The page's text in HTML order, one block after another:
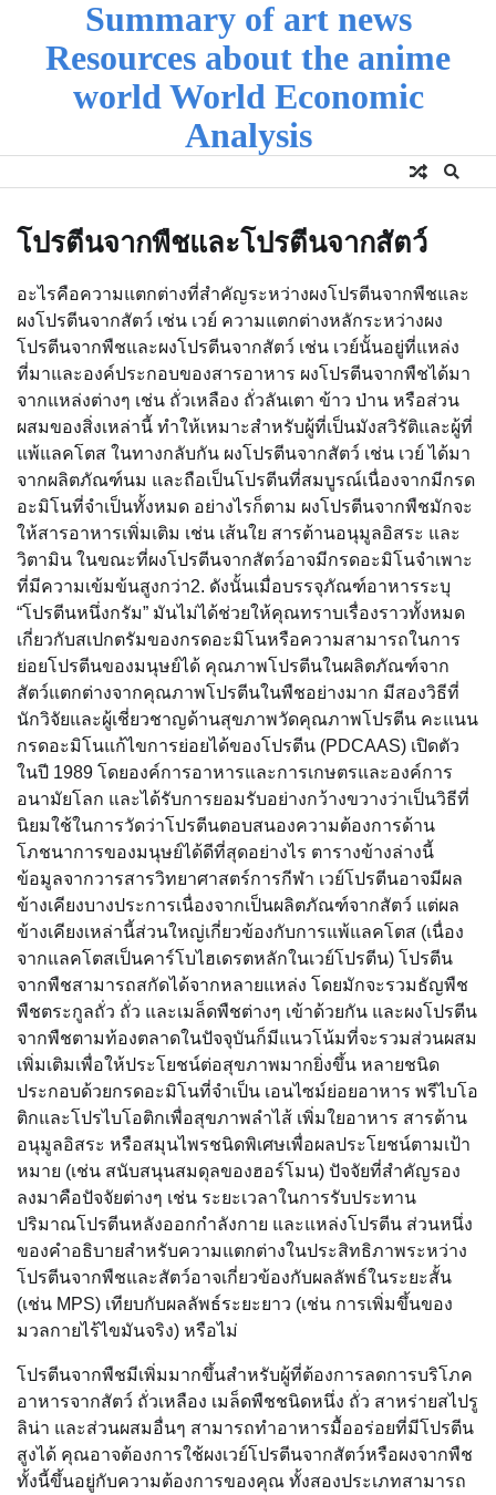
content
Summary of art news
Resources about the anime
world World Economic
Analysis
โปรตีนจากพืชและโปรตีนจากสัตว์
อะไรคือความแตกต่างที่สำคัญระหว่างผงโปรตีนจากพืชและ
ผงโปรตีนจากสัตว์ เช่น เวย์ ความแตกต่างหลักระหว่างผง
โปรตีนจากพืชและผงโปรตีนจากสัตว์ เช่น เวย์นั้นอยู่ที่แหล่ง
ที่มาและองค์ประกอบของสารอาหาร ผงโปรตีนจากพืชได้มา
จากแหล่งต่างๆ เช่น ถั่วเหลือง ถั่วลันเตา ข้าว ป่าน หรือส่วน
ผสมของสิ่งเหล่านี้ ทำให้เหมาะสำหรับผู้ที่เป็นมังสวิรัติและผู้ที่
แพ้แลคโตส ในทางกลับกัน ผงโปรตีนจากสัตว์ เช่น เวย์ ได้มา
จากผลิตภัณฑ์นม และถือเป็นโปรตีนที่สมบูรณ์เนื่องจากมีกรด
อะมิโนที่จำเป็นทั้งหมด อย่างไรก็ตาม ผงโปรตีนจากพืชมักจะ
ให้สารอาหารเพิ่มเติม เช่น เส้นใย สารต้านอนุมูลอิสระ และ
วิตามิน ในขณะที่ผงโปรตีนจากสัตว์อาจมีกรดอะมิโนจำเพาะ
ที่มีความเข้มข้นสูงกว่า2. ดังนั้นเมื่อบรรจุภัณฑ์อาหารระบุ
“โปรตีนหนึ่งกรัม” มันไม่ได้ช่วยให้คุณทราบเรื่องราวทั้งหมด
เกี่ยวกับสเปกตรัมของกรดอะมิโนหรือความสามารถในการ
ย่อยโปรตีนของมนุษย์ได้ คุณภาพโปรตีนในผลิตภัณฑ์จาก
สัตว์แตกต่างจากคุณภาพโปรตีนในพืชอย่างมาก มีสองวิธีที่
นักวิจัยและผู้เชี่ยวชาญด้านสุขภาพวัดคุณภาพโปรตีน คะแนน
กรดอะมิโนแก้ไขการย่อยได้ของโปรตีน (PDCAAS) เปิดตัว
ในปี 1989 โดยองค์การอาหารและการเกษตรและองค์การ
อนามัยโลก และได้รับการยอมรับอย่างกว้างขวางว่าเป็นวิธีที่
นิยมใช้ในการวัดว่าโปรตีนตอบสนองความต้องการด้าน
โภชนาการของมนุษย์ได้ดีที่สุดอย่างไร ตารางข้างล่างนี้
ข้อมูลจากวารสารวิทยาศาสตร์การกีฬา เวย์โปรตีนอาจมีผล
ข้างเคียงบางประการเนื่องจากเป็นผลิตภัณฑ์จากสัตว์ แต่ผล
ข้างเคียงเหล่านี้ส่วนใหญ่เกี่ยวข้องกับการแพ้แลคโตส (เนื่อง
จากแลคโตสเป็นคาร์โบไฮเดรตหลักในเวย์โปรตีน) โปรตีน
จากพืชสามารถสกัดได้จากหลายแหล่ง โดยมักจะรวมธัญพืช
พืชตระกูลถั่ว ถั่ว และเมล็ดพืชต่างๆ เข้าด้วยกัน และผงโปรตีน
จากพืชตามท้องตลาดในปัจจุบันก็มีแนวโน้มที่จะรวมส่วนผสม
เพิ่มเติมเพื่อให้ประโยชน์ต่อสุขภาพมากยิ่งขึ้น หลายชนิด
ประกอบด้วยกรดอะมิโนที่จำเป็น เอนไซม์ย่อยอาหาร พรีไบโอ
ติกและโปรไบโอติกเพื่อสุขภาพลำไส้ เพิ่มใยอาหาร สารต้าน
อนุมูลอิสระ หรือสมุนไพรชนิดพิเศษเพื่อผลประโยชน์ตามเป้า
หมาย (เช่น สนับสนุนสมดุลของฮอร์โมน) ปัจจัยที่สำคัญรอง
ลงมาคือปัจจัยต่างๆ เช่น ระยะเวลาในการรับประทาน
ปริมาณโปรตีนหลังออกกำลังกาย และแหล่งโปรตีน ส่วนหนึ่ง
ของคำอธิบายสำหรับความแตกต่างในประสิทธิภาพระหว่าง
โปรตีนจากพืชและสัตว์อาจเกี่ยวข้องกับผลลัพธ์ในระยะสั้น
(เช่น MPS) เทียบกับผลลัพธ์ระยะยาว (เช่น การเพิ่มขึ้นของ
มวลกายไร้ไขมันจริง) หรือไม่
โปรตีนจากพืชมีเพิ่มมากขึ้นสำหรับผู้ที่ต้องการลดการบริโภค
อาหารจากสัตว์ ถั่วเหลือง เมล็ดพืชชนิดหนึ่ง ถั่ว สาหร่ายสไปรู
ลิน่า และส่วนผสมอื่นๆ สามารถทำอาหารมื้ออร่อยที่มีโปรตีน
สูงได้ คุณอาจต้องการใช้ผงเวย์โปรตีนจากสัตว์หรือผงจากพืช
ทั้งนี้ขึ้นอยู่กับความต้องการของคุณ ทั้งสองประเภทสามารถ